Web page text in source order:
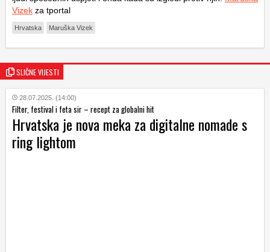
Vizek za tportal
Hrvatska Maruška Vizek
SLIČNE VIJESTI
28.07.2025. (14:00)
Filter, festival i feta sir – recept za globalni hit
Hrvatska je nova meka za digitalne nomade s
ring lightom